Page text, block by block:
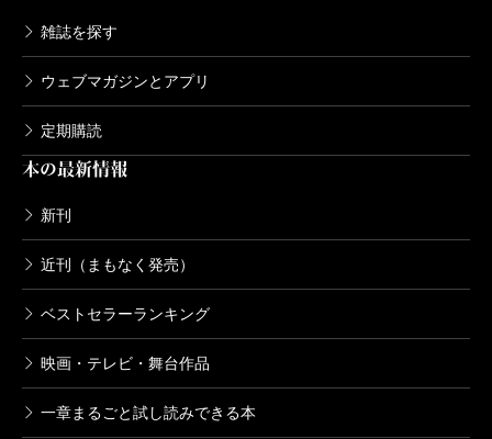
雑誌を探す
ウェブマガジンとアプリ
定期購読
本の最新情報
新刊
近刊（まもなく発売）
ベストセラーランキング
映画・テレビ・舞台作品
一章まるごと試し読みできる本